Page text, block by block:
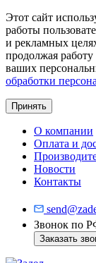
Этот сайт
работы
и рекламных
продолжая
ваших
обработки
Принять
О компании
Оплата и
Новости
Контакты
Звонок по
Заказать